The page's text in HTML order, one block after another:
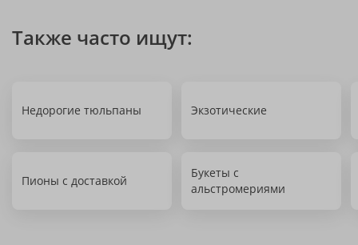
Также часто ищут:
Недорогие тюльпаны Экзотические
Пионы с доставкой
Букеты с
альстромериями